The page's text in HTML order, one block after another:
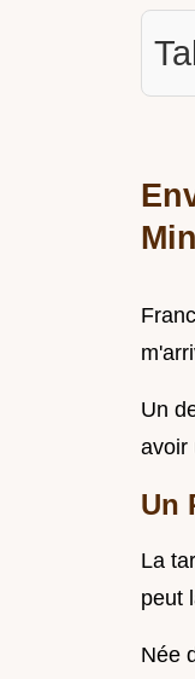
Un
avoir
Un
La
peut
Née